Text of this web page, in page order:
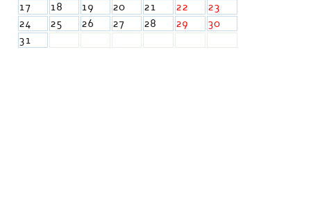
17
18 19 20 21 22
23
24
25 26 27 28 29
30
31